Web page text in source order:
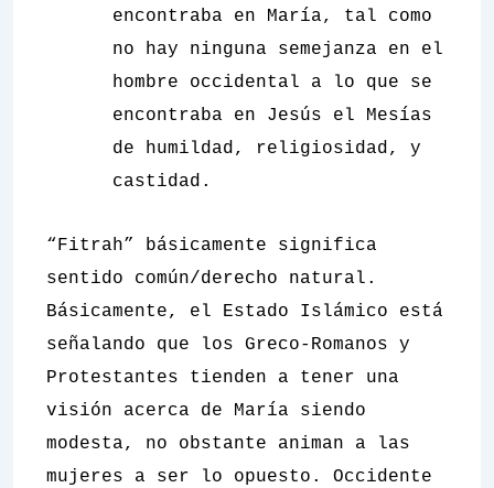
encontraba en María, tal como
no hay ninguna semejanza en el
hombre occidental a lo que se
encontraba en Jesús el Mesías
de humildad, religiosidad, y
castidad.
“Fitrah” básicamente significa
sentido común/derecho natural.
Básicamente, el Estado Islámico está
señalando que los Greco-Romanos y
Protestantes tienden a tener una
visión acerca de María siendo
modesta, no obstante animan a las
mujeres a ser lo opuesto. Occidente